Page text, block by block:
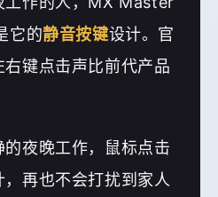
它的静音按键设计。官
键点击声比前代产品
夜晚工作，鼠标点击
再也不会打扰到家人